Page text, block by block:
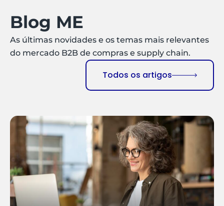
Blog ME
As últimas novidades e os temas mais relevantes
do mercado B2B de compras e supply chain.
Todos os artigos